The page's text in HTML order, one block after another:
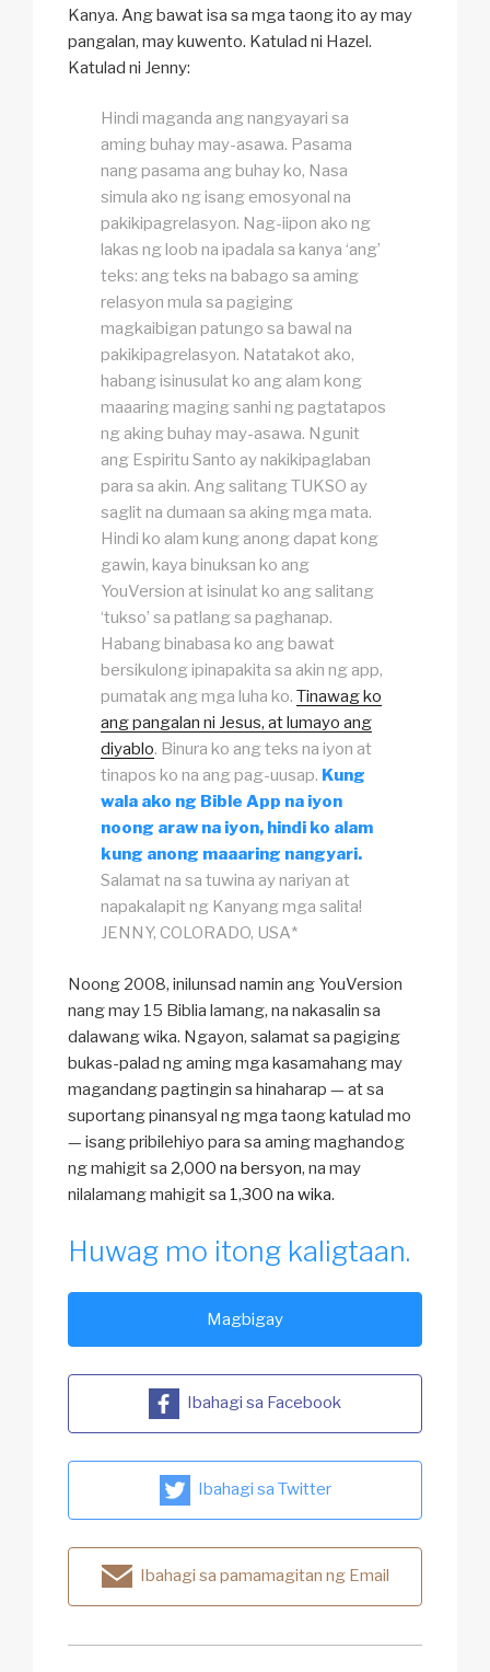
Kanya. Ang bawat isa sa mga taong ito ay may
pangalan, may kuwento. Katulad ni Hazel.
Katulad ni Jenny:
Hindi maganda ang nangyayari sa
aming buhay may-asawa. Pasama
nang pasama ang buhay ko, Nasa
simula ako ng isang emosyonal na
pakikipagrelasyon. Nag-iipon ako ng
lakas ng loob na ipadala sa kanya ‘ang’
teks: ang teks na babago sa aming
relasyon mula sa pagiging
magkaibigan patungo sa bawal na
pakikipagrelasyon. Natatakot ako,
habang isinusulat ko ang alam kong
maaaring maging sanhi ng pagtatapos
ng aking buhay may-asawa. Ngunit
ang Espiritu Santo ay nakikipaglaban
para sa akin. Ang salitang TUKSO ay
saglit na dumaan sa aking mga mata.
Hindi ko alam kung anong dapat kong
gawin, kaya binuksan ko ang
YouVersion at isinulat ko ang salitang
‘tukso’ sa patlang sa paghanap.
Habang binabasa ko ang bawat
bersikulong ipinapakita sa akin ng app,
pumatak ang mga luha ko. Tinawag ko
ang pangalan ni Jesus, at lumayo ang
diyablo. Binura ko ang teks na iyon at
tinapos ko na ang pag-uusap. Kung
wala ako ng Bible App na iyon
noong araw na iyon, hindi ko alam
kung anong maaaring nangyari.
Salamat na sa tuwina ay nariyan at
napakalapit ng Kanyang mga salita!
JENNY, COLORADO, USA*
Noong 2008, inilunsad namin ang YouVersion
nang may 15 Biblia lamang, na nakasalin sa
dalawang wika. Ngayon, salamat sa pagiging
bukas-palad ng aming mga kasamahang may
magandang pagtingin sa hinaharap — at sa
suportang pinansyal ng mga taong katulad mo
— isang pribilehiyo para sa aming maghandog
ng mahigit sa 2,000 na bersyon, na may
nilalamang mahigit sa 1,300 na wika.
Huwag mo itong kaligtaan.
Magbigay
Ibahagi sa Facebook
Ibahagi sa Twitter
Ibahagi sa pamamagitan ng Email